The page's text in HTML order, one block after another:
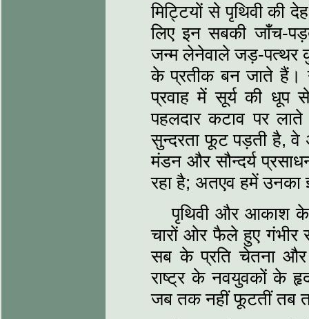
मिट्टियों से पृथिवी की
लिए इन सबकी जाँच-
जन्म लेनेवाले जड़-पत्थर
के प्रतीक बन जाते हैं।
प्रवाह में सूर्य की धूप
पहलदार कटाव पर
सुन्दरता फूट पड़ती है,
मंडन और सौन्दर्य
रहा है; अतएव हमें उनका
पृथिवी और आकाश के
चारों ओर फैले हुए गंभीर
सब के प्रति चेतना और
राष्ट्र के नवयुवकों के
जब तक नहीं फूटतीं तब